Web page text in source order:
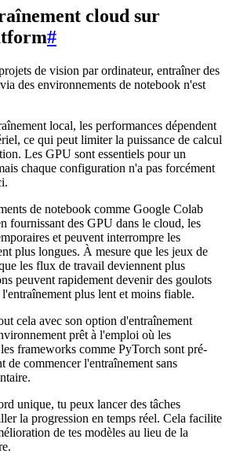
cloud sur
#
de vision par ordinateur, entraîner des
des environnements de notebook n'est
local, les performances dépendent
ce qui peut limiter la puissance de calcul
Les GPU sont essentiels pour un
chaque configuration n'a pas forcément
de notebook comme Google Colab
fournissant des GPU dans le cloud, les
et peuvent interrompre les
plus longues. À mesure que les jeux de
les flux de travail deviennent plus
peuvent rapidement devenir des goulots
plus lent et moins fiable.
cela avec son option d'entraînement
prêt à l'emploi où les
frameworks comme PyTorch sont pré-
de commencer l'entraînement sans
unique, tu peux lancer des tâches
la progression en temps réel. Cela facilite
de tes modèles au lieu de la